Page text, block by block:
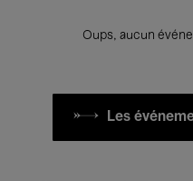
Oups, aucun
Les